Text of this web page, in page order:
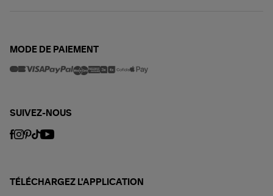
MODE DE PAIEMENT
SUIVEZ-NOUS
TÉLÉCHARGEZ L'APPLICATION